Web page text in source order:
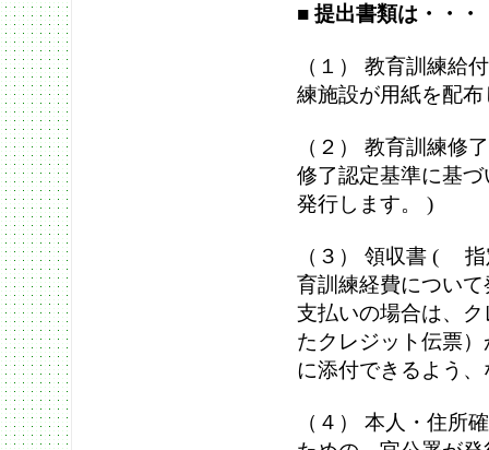
■ 提出書類は・・・
（１） 教育訓練給
練施設が用紙を配
（２） 教育訓練
修了認定基準に基
発行します。 )
（３） 領収書 ( 指
育訓練経費につい
支払いの場合は、
たクレジット伝票
に添付できるよう
（４） 本人・住